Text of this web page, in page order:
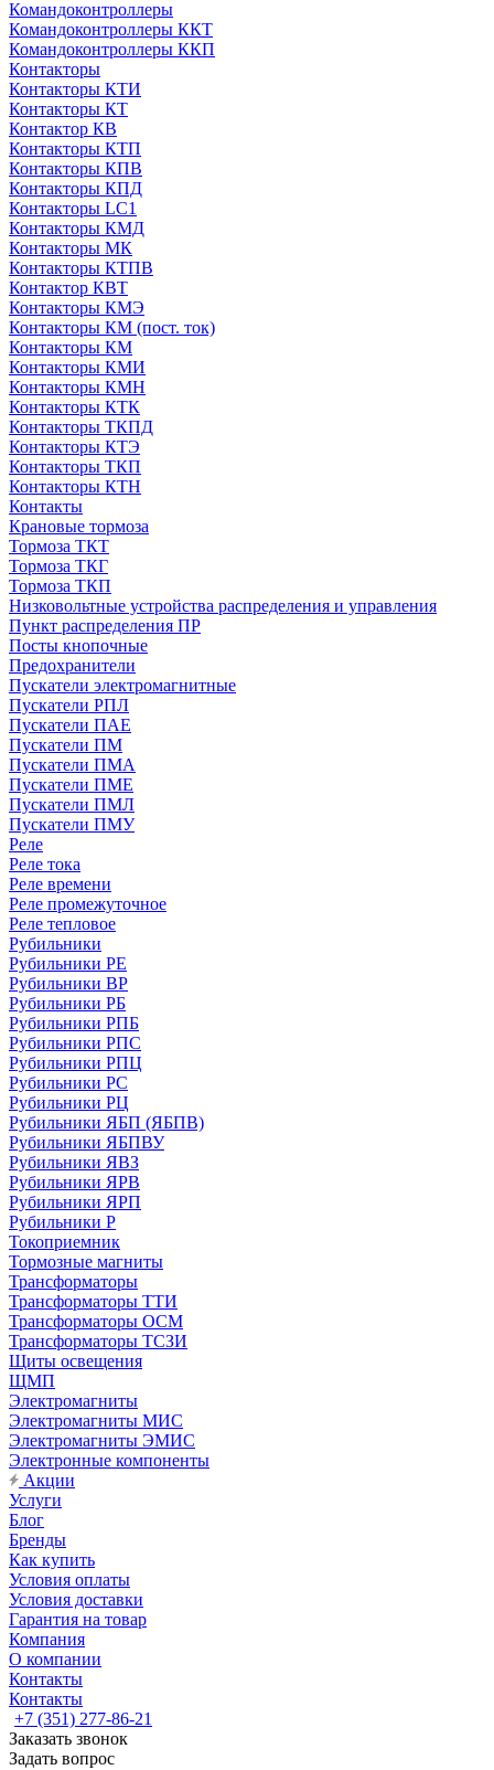
Командоконтроллеры
Командоконтроллеры ККТ
Командоконтроллеры ККП
Контакторы
Контакторы КТИ
Контакторы КТ
Контактор КВ
Контакторы КТП
Контакторы КПВ
Контакторы КПД
Контакторы LC1
Контакторы КМД
Контакторы МК
Контакторы КТПВ
Контактор КВТ
Контакторы КМЭ
Контакторы КМ (пост. ток)
Контакторы КМ
Контакторы КМИ
Контакторы КМН
Контакторы КТК
Контакторы ТКПД
Контакторы КТЭ
Контакторы ТКП
Контакторы КТН
Контакты
Крановые тормоза
Тормоза ТКТ
Тормоза ТКГ
Тормоза ТКП
Низковольтные устройства распределения и управления
Пункт распределения ПР
Посты кнопочные
Предохранители
Пускатели электромагнитные
Пускатели РПЛ
Пускатели ПАЕ
Пускатели ПМ
Пускатели ПМА
Пускатели ПМЕ
Пускатели ПМЛ
Пускатели ПМУ
Реле
Реле тока
Реле времени
Реле промежуточное
Реле тепловое
Рубильники
Рубильники РЕ
Рубильники ВР
Рубильники РБ
Рубильники РПБ
Рубильники РПС
Рубильники РПЦ
Рубильники РС
Рубильники РЦ
Рубильники ЯБП (ЯБПВ)
Рубильники ЯБПВУ
Рубильники ЯВЗ
Рубильники ЯРВ
Рубильники ЯРП
Рубильники Р
Токоприемник
Тормозные магниты
Трансформаторы
Трансформаторы ТТИ
Трансформаторы ОСМ
Трансформаторы ТСЗИ
Щиты освещения
ЩМП
Электромагниты
Электромагниты МИС
Электромагниты ЭМИС
Электронные компоненты
Акции
Услуги
Блог
Бренды
Как купить
Условия оплаты
Условия доставки
Гарантия на товар
Компания
О компании
Контакты
Контакты
+7 (351) 277-86-21
Заказать звонок
Задать вопрос